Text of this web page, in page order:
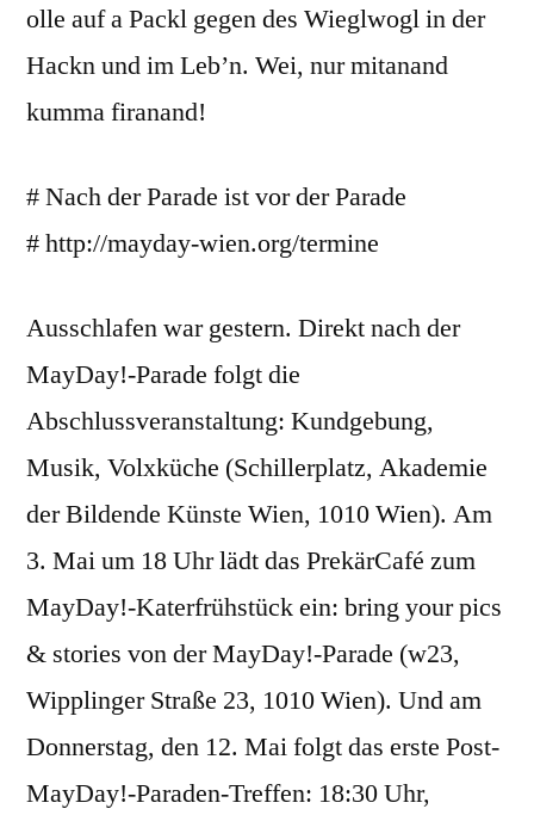
olle auf a Packl gegen des Wieglwogl in der
Hackn und im Leb’n. Wei, nur mitanand
kumma firanand!
# Nach der Parade ist vor der Parade
# http://mayday-wien.org/termine
Ausschlafen war gestern. Direkt nach der
MayDay!-Parade folgt die
Abschlussveranstaltung: Kundgebung,
Musik, Volxküche (Schillerplatz, Akademie
der Bildende Künste Wien, 1010 Wien). Am
3. Mai um 18 Uhr lädt das PrekärCafé zum
MayDay!-Katerfrühstück ein: bring your pics
& stories von der MayDay!-Parade (w23,
Wipplinger Straße 23, 1010 Wien). Und am
Donnerstag, den 12. Mai folgt das erste Post-
MayDay!-Paraden-Treffen: 18:30 Uhr,